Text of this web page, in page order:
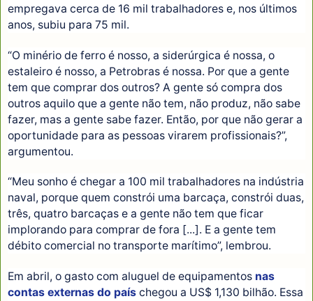
empregava cerca de 16 mil trabalhadores e, nos últimos
anos, subiu para 75 mil.
“O minério de ferro é nosso, a siderúrgica é nossa, o
estaleiro é nosso, a Petrobras é nossa. Por que a gente
tem que comprar dos outros? A gente só compra dos
outros aquilo que a gente não tem, não produz, não sabe
fazer, mas a gente sabe fazer. Então, por que não gerar a
oportunidade para as pessoas virarem profissionais?”,
argumentou.
“Meu sonho é chegar a 100 mil trabalhadores na indústria
naval, porque quem constrói uma barcaça, constrói duas,
três, quatro barcaças e a gente não tem que ficar
implorando para comprar de fora [...]. E a gente tem
débito comercial no transporte marítimo”, lembrou.
Em abril, o gasto com aluguel de equipamentos nas
contas externas do país chegou a US$ 1,130 bilhão. Essa